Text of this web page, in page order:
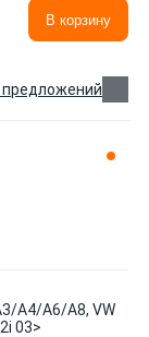
В корзину
предложений
03> 06-
A4/A6/A8, VW
03>